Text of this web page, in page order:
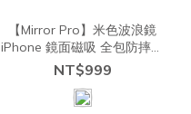
【Mirror Pro】米色波浪鏡
iPhone 鏡面磁吸 全包防摔保
護殼 (支援Magsafe)【現
貨】
NT$999